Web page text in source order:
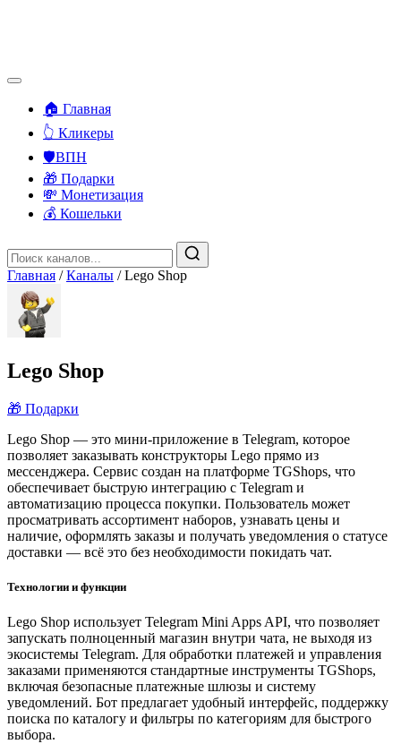
🏠 Главная
👆 Кликеры
🛡️ВПН
🎁 Подарки
💸 Монетизация
💰 Кошельки
Главная / Каналы / Lego Shop
Lego Shop
🎁 Подарки
Lego Shop — это мини-приложение в Telegram, которое
позволяет заказывать конструкторы Lego прямо из
мессенджера. Сервис создан на платформе TGShops, что
обеспечивает быструю интеграцию с Telegram и
автоматизацию процесса покупки. Пользователь может
просматривать ассортимент наборов, узнавать цены и
наличие, оформлять заказы и получать уведомления о статусе
доставки — всё это без необходимости покидать чат.
Технологии и функции
Lego Shop использует Telegram Mini Apps API, что позволяет
запускать полноценный магазин внутри чата, не выходя из
экосистемы Telegram. Для обработки платежей и управления
заказами применяются стандартные инструменты TGShops,
включая безопасные платежные шлюзы и систему
уведомлений. Бот предлагает удобный интерфейс, поддержку
поиска по каталогу и фильтры по категориям для быстрого
выбора.